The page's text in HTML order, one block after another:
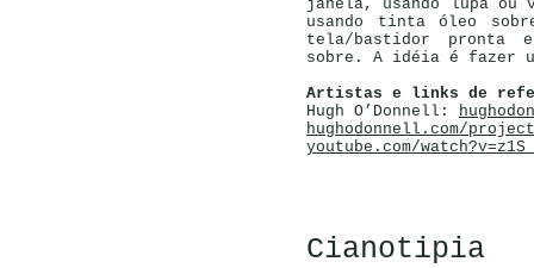
janela, usando lupa ou
usando tinta óleo
tela/bastidor pronta
sobre. A idéia é fazer
Artistas e links de
Hugh O’Donnell:
hughodonnell.com/
youtube.com/
Cianotipia